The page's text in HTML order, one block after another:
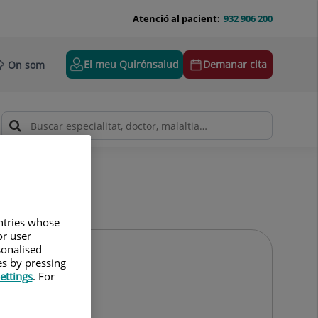
932 906 200
Atenció al pacient:
On som El meu Quirónsalud Demanar cita
whose
user
by pressing
. For